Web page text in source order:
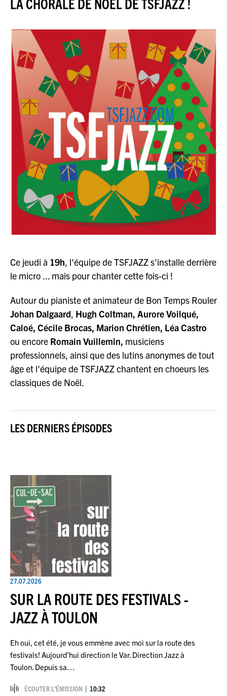
JAZZENDA
ESPACE PREMIUM
Ce jeudi à 19h , l'équipe de TSFJAZZ s'installe derrière
le micro ... mais pour chanter cette fois-ci !
Autour du pianiste et animateur de Bon Temps Rouler
Johan Dalgaard, Hugh Coltman, Aurore Voilqué,
Caloé, Cécile Brocas, Marion Chrétien, Léa Castro
ou encore Romain Vuillemin, musiciens
professionnels, ainsi que des lutins anonymes de tout
âge et l'équipe de TSFJAZZ chantent en choeurs les
classiques de Noël.
LES DERNIERS ÉPISODES
27.07.2026
SUR LA ROUTE DES FESTIVALS -
JAZZ À TOULON
Eh oui, cet été, je vous emmène avec moi sur la route des
festivals! Aujourd’hui direction le Var. Direction Jazz à
Toulon. Depuis sa…
ÉCOUTER L’ÉMISSION 10:32